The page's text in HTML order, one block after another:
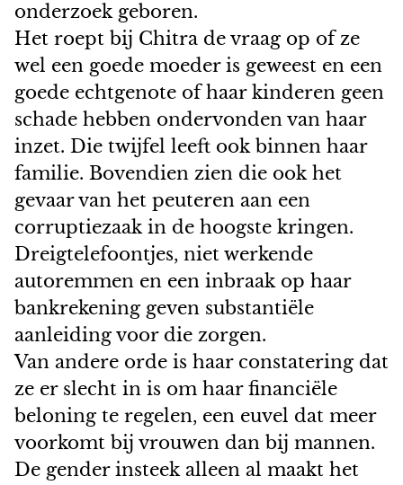
onderzoek geboren.
Het roept bij Chitra de vraag op of ze
wel een goede moeder is geweest en een
goede echtgenote of haar kinderen geen
schade hebben ondervonden van haar
inzet. Die twijfel leeft ook binnen haar
familie. Bovendien zien die ook het
gevaar van het peuteren aan een
corruptiezaak in de hoogste kringen.
Dreigtelefoontjes, niet werkende
autoremmen en een inbraak op haar
bankrekening geven substantiële
aanleiding voor die zorgen.
Van andere orde is haar constatering dat
ze er slecht in is om haar financiële
beloning te regelen, een euvel dat meer
voorkomt bij vrouwen dan bij mannen.
De gender insteek alleen al maakt het